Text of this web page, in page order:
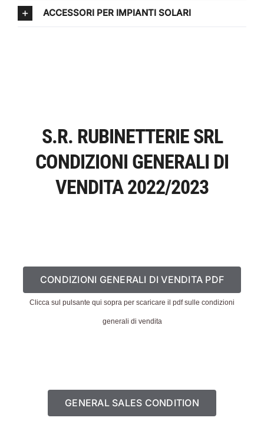
S.R. RUBINETTERIE SRL
CONDIZIONI GENERALI DI
VENDITA 2022/2023
CONDIZIONI GENERALI DI VENDITA PDF
Clicca sul pulsante qui sopra per scaricare il pdf sulle condizioni
generali di vendita
GENERAL SALES CONDITION
ACCESSORI PER IMPIANTI SOLARI